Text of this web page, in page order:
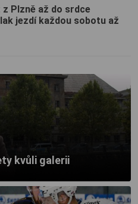
Plzně až do srdce
jezdí každou sobotu až
kvůli galerii